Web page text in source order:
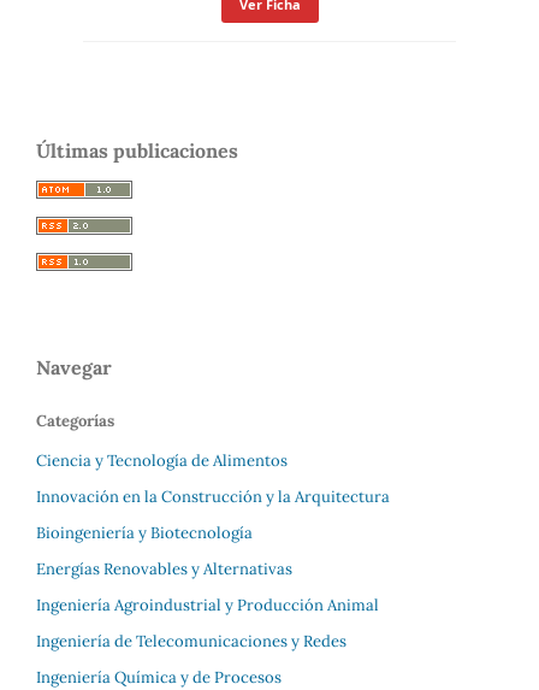
Ver Ficha
Últimas publicaciones
Navegar
Categorías
Ciencia y Tecnología de Alimentos
Innovación en la Construcción y la Arquitectura
Bioingeniería y Biotecnología
Energías Renovables y Alternativas
Ingeniería Agroindustrial y Producción Animal
Ingeniería de Telecomunicaciones y Redes
Ingeniería Química y de Procesos